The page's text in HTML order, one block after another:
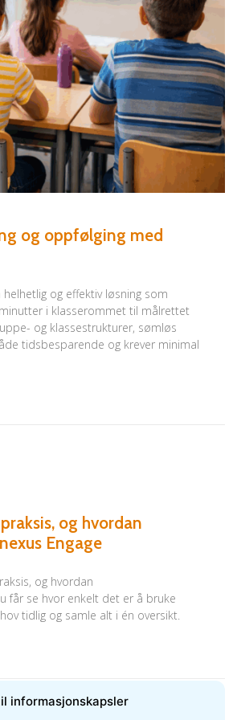
informasjonskapsler
og oppfølging med
og effektiv løsning som
i klasserommet til målrettet
og klassestrukturer, sømløs
tidsbesparende og krever minimal
og hvordan
Engage
og hvordan
får se hvor enkelt det er å bruke
tidlig og samle alt i én oversikt.